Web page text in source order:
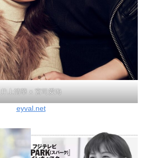
井上清華 x 宮司愛海
eyval.net